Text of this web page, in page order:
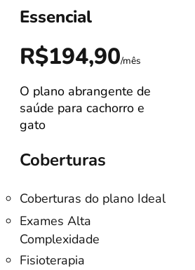
Essencial
R$194,90/mês
O plano abrangente de
saúde para cachorro e
gato
Coberturas
Coberturas do plano Ideal
Exames Alta
Complexidade
Fisioterapia